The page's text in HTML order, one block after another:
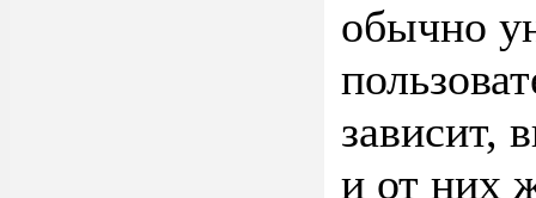
обычно
зависит,
и от них